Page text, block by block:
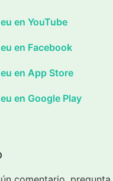
en YouTube
en Facebook
en App Store
en Google Play